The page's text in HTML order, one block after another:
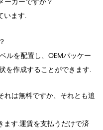
います.
ルを配置し、OEMパッケー
を作成することができます.
れは無料ですか、それとも追
す.運賃を支払うだけで済